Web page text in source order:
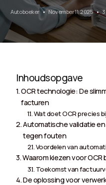
Autoboeker November 11, 2025
Inhoudsopgave
OCR technologie: De
facturen
Wat doet OCR precies
Automatische validatie
tegen fouten
Voordelen van
Waarom kiezen voor
Toekomst van
De oplossing voor